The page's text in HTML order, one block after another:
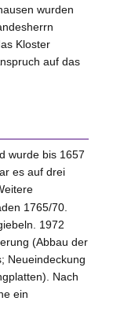
wurden
Kloster
auf das
wurde bis 1657
es auf drei
1765/70.
1972
(Abbau der
Neueindeckung
Nach
ein